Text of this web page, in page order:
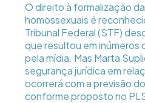
O direito à formalização
homossexuais é
Tribunal Federal (STF)
que resultou em
pela mídia. Mas Marta
segurança jurídica em
ocorrerá com a previsão
conforme proposto no